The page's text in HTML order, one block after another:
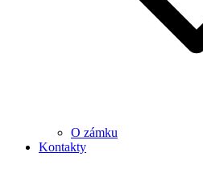
O zámku
Kontakty